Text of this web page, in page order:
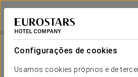
Configurações de cookies
Usamos cookies próprios e de
Eurostars Palacio Buenavista
TOLEDO
Experiência Romântica Premium